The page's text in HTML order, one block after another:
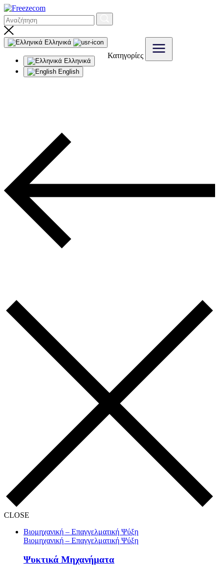
Ελληνικά
Ελληνικά
English
Κατηγορίες
CLOSE
Βιομηχανική – Επαγγελματική Ψύξη
Βιομηχανική – Επαγγελματική Ψύξη
Ψυκτικά Μηχανήματα